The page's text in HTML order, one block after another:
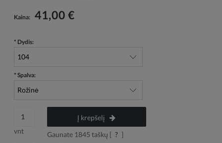
Kaina: 41,00 €
* Dydis:
* Spalva:
vnt
Į krepšelį
Gaunate 1845 taškų [ ? ]